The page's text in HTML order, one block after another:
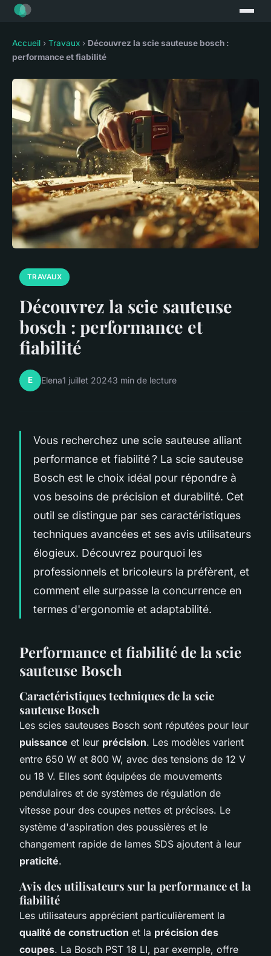
Accueil › Travaux › Découvrez la scie sauteuse bosch :
performance et fiabilité
TRAVAUX
Découvrez la scie sauteuse
bosch : performance et
fiabilité
E Elena1 juillet 20243 min de lecture
Vous recherchez une scie sauteuse alliant
performance et fiabilité ? La scie sauteuse
Bosch est le choix idéal pour répondre à
vos besoins de précision et durabilité. Cet
outil se distingue par ses caractéristiques
techniques avancées et ses avis utilisateurs
élogieux. Découvrez pourquoi les
professionnels et bricoleurs la préfèrent, et
comment elle surpasse la concurrence en
termes d'ergonomie et adaptabilité.
Performance et fiabilité de la scie
sauteuse Bosch
Caractéristiques techniques de la scie
sauteuse Bosch
Les scies sauteuses Bosch sont réputées pour leur
puissance et leur précision. Les modèles varient
entre 650 W et 800 W, avec des tensions de 12 V
ou 18 V. Elles sont équipées de mouvements
pendulaires et de systèmes de régulation de
vitesse pour des coupes nettes et précises. Le
système d'aspiration des poussières et le
changement rapide de lames SDS ajoutent à leur
praticité.
Avis des utilisateurs sur la performance et la
fiabilité
Les utilisateurs apprécient particulièrement la
qualité de construction et la précision des
coupes. La Bosch PST 18 LI, par exemple, offre